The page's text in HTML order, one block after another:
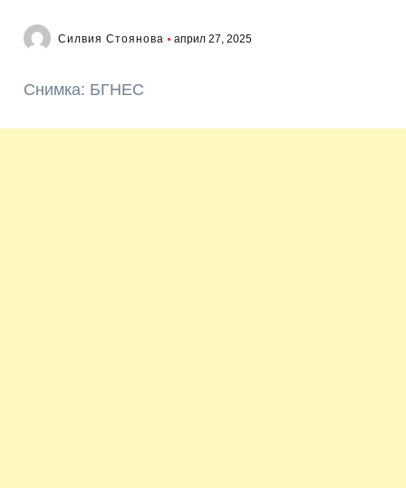
Силвия Стоянова април 27, 2025
Снимка: БГНЕС